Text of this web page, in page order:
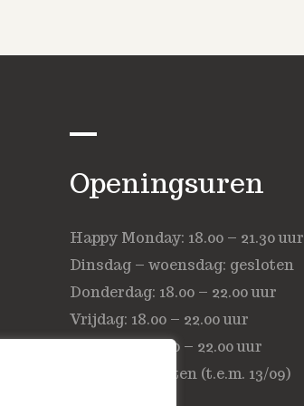
Openingsuren
Happy Monday: 18.00 – 21.30 uur
Dinsdag – woensdag: gesloten
Donderdag: 18.00 – 22.00 uur
Vrijdag: 18.00 – 22.00 uur
Zaterdag: 18.00 – 22.00 uur
Zondag: gesloten (t.e.m. 13/09)